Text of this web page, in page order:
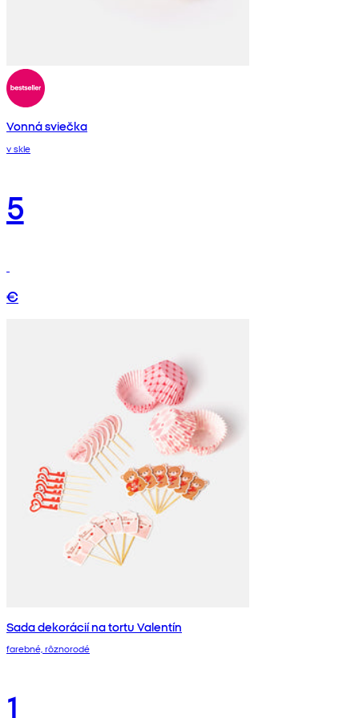
Vonná sviečka
v skle
5
€
Sada dekorácií na tortu Valentín
farebné, rôznorodé
1